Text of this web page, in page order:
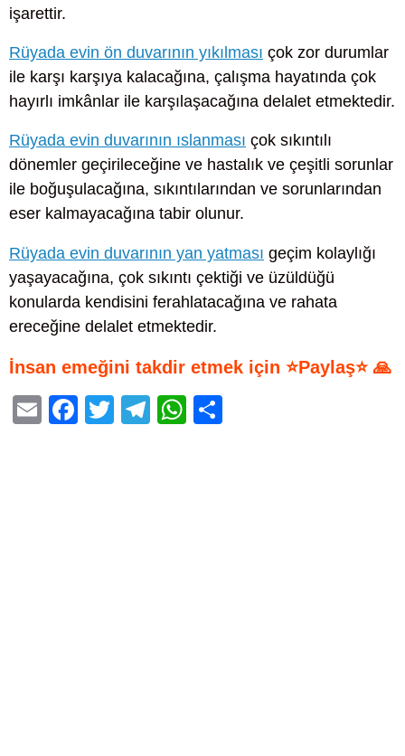
işarettir.
Rüyada evin ön duvarının yıkılması çok zor durumlar
ile karşı karşıya kalacağına, çalışma hayatında çok
hayırlı imkânlar ile karşılaşacağına delalet etmektedir.
Rüyada evin duvarının ıslanması çok sıkıntılı
dönemler geçirileceğine ve hastalık ve çeşitli sorunlar
ile boğuşulacağına, sıkıntılarından ve sorunlarından
eser kalmayacağına tabir olunur.
Rüyada evin duvarının yan yatması geçim kolaylığı
yaşayacağına, çok sıkıntı çektiği ve üzüldüğü
konularda kendisini ferahlatacağına ve rahata
ereceğine delalet etmektedir.
İnsan emeğini takdir etmek için ⭐Paylaş⭐ 🙏
E
F
T
T
W